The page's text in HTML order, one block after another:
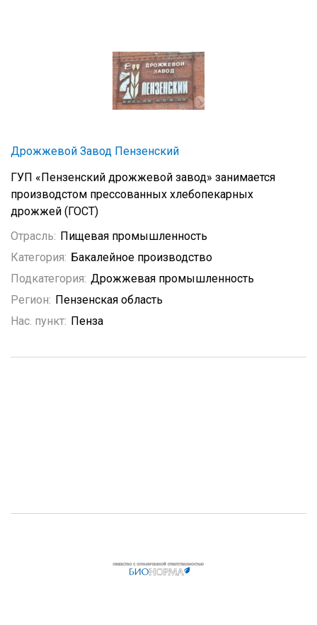
Дрожжевой Завод Пензенский
ГУП «Пензенский дрожжевой завод» занимается
производстом прессованных хлебопекарных
дрожжей (ГОСТ)
Отрасль: Пищевая промышленность
Категория: Бакалейное производство
Подкатегория: Дрожжевая промышленность
Регион: Пензенская область
Нас. пункт: Пенза